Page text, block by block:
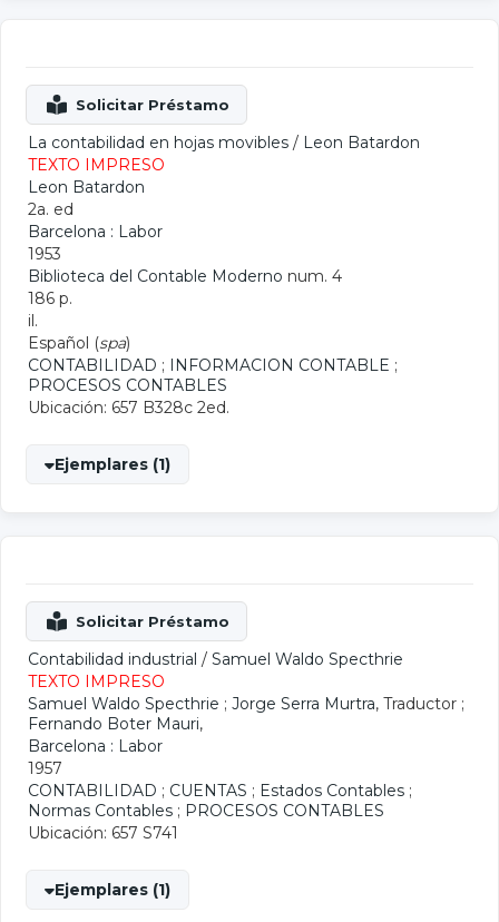
La contabilidad en hojas movibles / Leon Batardon
TEXTO IMPRESO
Leon Batardon
2a. ed
Barcelona : Labor
1953
Biblioteca del Contable Moderno num. 4
186 p.
il.
Español (spa)
CONTABILIDAD ; INFORMACION CONTABLE ;
PROCESOS CONTABLES
Ubicación: 657 B328c 2ed.
Ejemplares (1)
Contabilidad industrial / Samuel Waldo Specthrie
TEXTO IMPRESO
Samuel Waldo Specthrie ; Jorge Serra Murtra, Traductor ;
Fernando Boter Mauri,
Barcelona : Labor
1957
CONTABILIDAD ; CUENTAS ; Estados Contables ;
Normas Contables ; PROCESOS CONTABLES
Ubicación: 657 S741
Ejemplares (1)